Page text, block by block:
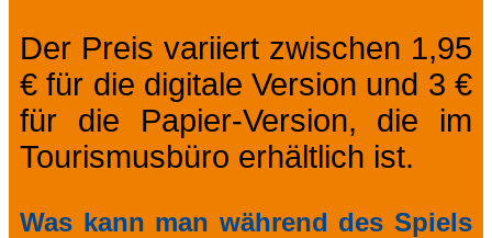
Der Preis variiert zwischen 1,95
€ für die digitale Version und 3 €
für die Papier-Version, die im
Tourismusbüro erhältlich ist.
Was kann man während des Spiels